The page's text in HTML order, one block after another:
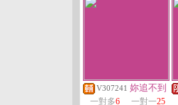
V307241 妳追不到
一對多6 一對一25